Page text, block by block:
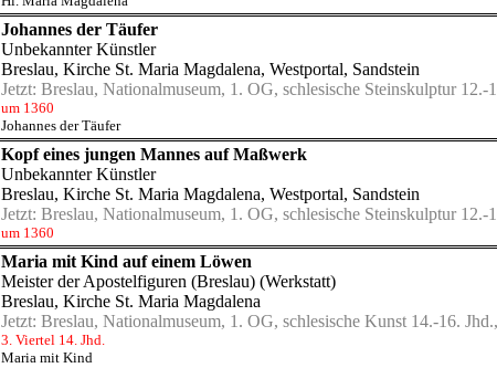
Johannes der Täufer
Unbekannter Künstler
Breslau, Kirche St. Maria Magdalena, Westportal, Sandstein
Jetzt: Breslau, Nationalmuseum, 1. OG, schlesische Steinskulptur 12.-
um 1360
Johannes der Täufer
Kopf eines jungen Mannes auf Maßwerk
Unbekannter Künstler
Breslau, Kirche St. Maria Magdalena, Westportal, Sandstein
Jetzt: Breslau, Nationalmuseum, 1. OG, schlesische Steinskulptur 12.-
um 1360
Maria mit Kind auf einem Löwen
Meister der Apostelfiguren (Breslau) (Werkstatt)
Breslau, Kirche St. Maria Magdalena
Jetzt: Breslau, Nationalmuseum, 1. OG, schlesische Kunst 14.-16.
3. Viertel 14. Jhd.
Maria mit Kind